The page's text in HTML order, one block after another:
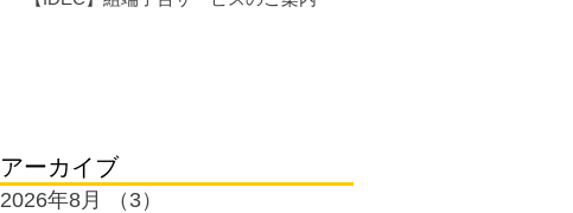
アーカイブ
2026年8月 （3）